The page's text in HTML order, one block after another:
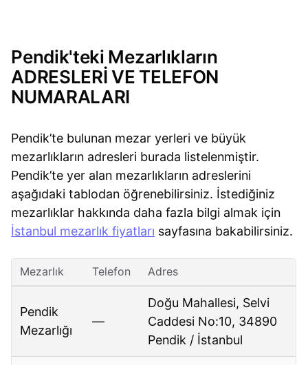
Pendik'teki Mezarlıkların
ADRESLERİ VE TELEFON
NUMARALARI
Pendik’te bulunan mezar yerleri ve büyük
mezarlıkların adresleri burada listelenmiştir.
Pendik’te yer alan mezarlıkların adreslerini
aşağıdaki tablodan öğrenebilirsiniz. İstediğiniz
mezarlıklar hakkında daha fazla bilgi almak için
İstanbul mezarlık fiyatları sayfasına bakabilirsiniz.
Mezarlık Telefon Adres
Pendik
Mezarlığı
—
Doğu Mahallesi, Selvi
Caddesi No:10, 34890
Pendik / İstanbul